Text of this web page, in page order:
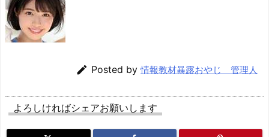
 Posted by情報教材暴露おやじ 管理人
よろしければシェアお願いします